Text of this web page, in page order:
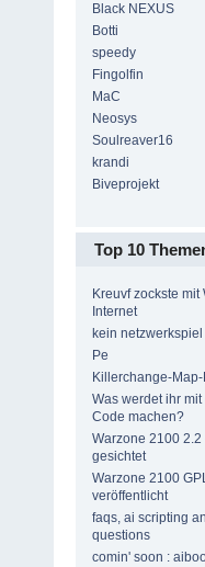
Black NEXUS
Botti
speedy
Fingolfin
MaC
Neosys
Soulreaver16
krandi
Biveprojekt
Top 10
Kreuvf zockste mit
Internet
kein
Pe
Killerchange-
Was werdet ihr
Code machen?
Warzone 2100 2.2
gesichtet
Warzone 2100
veröffentlicht
faqs, ai scripting
questions
comin' soon :